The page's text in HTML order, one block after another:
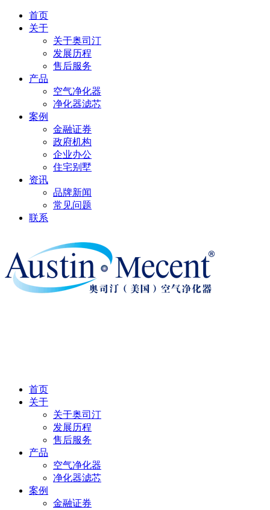
首页
关于
关于奥司汀
发展历程
售后服务
产品
空气净化器
净化器滤芯
案例
金融证券
政府机构
企业办公
住宅别墅
资讯
品牌新闻
常见问题
联系
首页
关于
关于奥司汀
发展历程
售后服务
产品
空气净化器
净化器滤芯
案例
金融证券